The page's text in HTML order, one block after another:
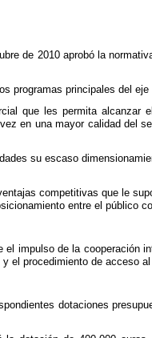
de 2010 aprobó la
programas principales del
que les permita alcanzar
en una mayor calidad del
su escaso
competitivas que le
entre el público
impulso de la cooperación
el procedimiento de acceso
dotaciones